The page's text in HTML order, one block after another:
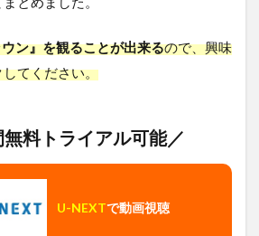
ン』を観ることが出来るので、興味
てください。
料トライアル可能／
U-NEXTで動画視聴